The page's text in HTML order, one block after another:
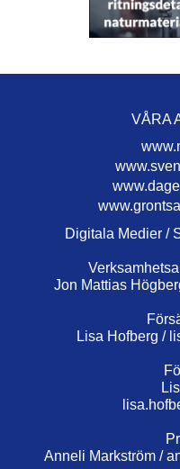
VÅRA
Digitala Medier /
Jon Mattias
Lisa Hofberg /
Anneli Markström /